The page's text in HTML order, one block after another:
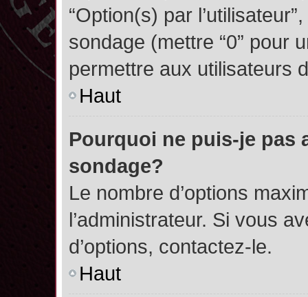
“Option(s) par
sondage (mettre “0” pour
permettre aux utilisateurs
Haut
Pourquoi ne puis-je pas
sondage?
Le nombre d’options
l’administrateur. Si vous
d’options, contactez-le.
Haut